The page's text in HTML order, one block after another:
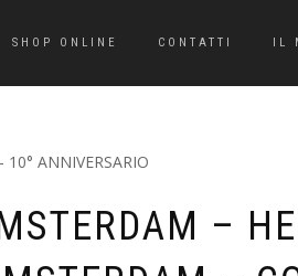
SHOP ONLINE CONTATTI IL
ANNIVERSARIO
–